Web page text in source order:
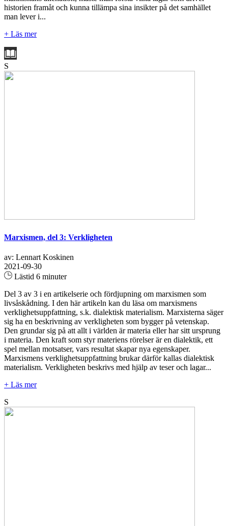
historien framåt och kunna tillämpa sina insikter på det samhället
man lever i...
+ Läs mer
S
Marxismen, del 3: Verkligheten
av: Lennart Koskinen
2021-09-30
Lästid 6 minuter
Del 3 av 3 i en artikelserie och fördjupning om marxismen som
livsåskådning. I den här artikeln kan du läsa om marxismens
verklighetsuppfattning, s.k. dialektisk materialism. Marxisterna säger
sig ha en beskrivning av verkligheten som bygger på vetenskap.
Den grundar sig på att allt i världen är materia eller har sitt ursprung
i materia. Den kraft som styr materiens rörelser är en dialektik, ett
spel mellan motsatser, vars resultat skapar nya egenskaper.
Marxismens verklighetsuppfattning brukar därför kallas dialektisk
materialism. Verkligheten beskrivs med hjälp av teser och lagar...
+ Läs mer
S